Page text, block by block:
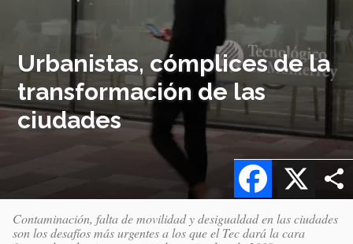
Urbanistas, cómplices de la
transformación de las
ciudades
X
Facebook
Contaminación, falta de movilidad y desigualdad en las ciudades
son los desafíos más urgentes a los que el Tec dará la cara